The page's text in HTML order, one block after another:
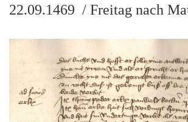
22.09.1469 / Freitag nach